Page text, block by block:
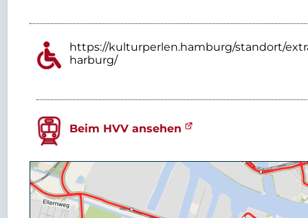
https://kulturperlen.hamburg/standort/
harburg/
Beim HVV ansehen